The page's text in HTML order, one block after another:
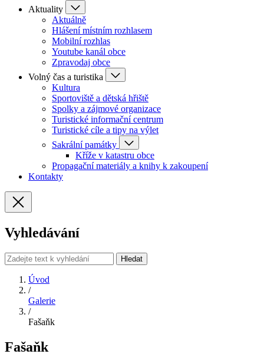
Aktuality
Aktuálně
Hlášení místním rozhlasem
Mobilní rozhlas
Youtube kanál obce
Zpravodaj obce
Volný čas a turistika
Kultura
Sportoviště a dětská hřiště
Spolky a zájmové organizace
Turistické informační centrum
Turistické cíle a tipy na výlet
Sakrální památky
Kříže v katastru obce
Propagační materiály a knihy k zakoupení
Kontakty
Vyhledávání
Hledat
Úvod
/
Galerie
/
Fašaňk
Fašaňk